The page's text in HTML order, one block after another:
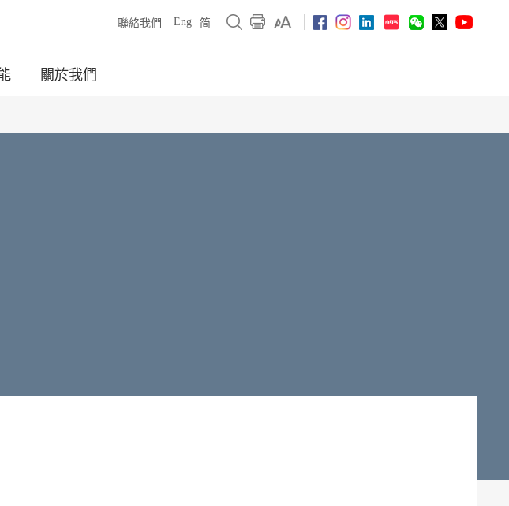
聯絡我們 Eng 简
關於我們